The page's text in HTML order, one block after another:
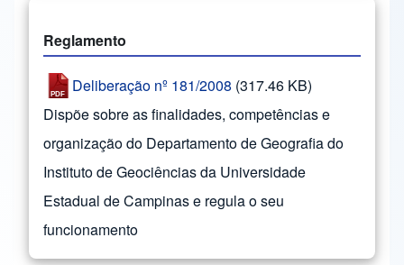
Reglamento
Deliberação nº 181/2008 (317.46 KB)
Dispõe sobre as finalidades, competências e
organização do Departamento de Geografia do
Instituto de Geociências da Universidade
Estadual de Campinas e regula o seu
funcionamento